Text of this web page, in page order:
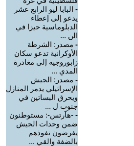
- البابا ليو الرابع عشر
يدعو إلى إعطاء
الدبلوماسية حيزا في
الن ...
- مصدر: الشرطة
الأوكرانية تدعو سكان
زابوروجيه إلى مغادرة
المدي ...
- مصدر: الجيش
الإسرائيلي يدمر المنازل
ويحرق البساتين في
جنوب ل ...
- -هآرتس-: مستوطنون
ضمن وحدات الجيش
يفرضون نفوذهم
بالضفة والقي ...